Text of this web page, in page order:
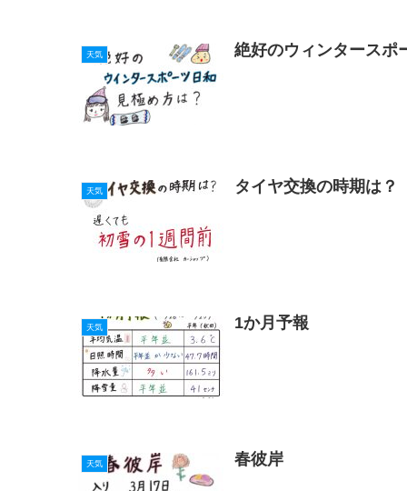
天気 絶好のウィンタース
天気 タイヤ交換の時期は？
天気 1か月予報
天気 春彼岸